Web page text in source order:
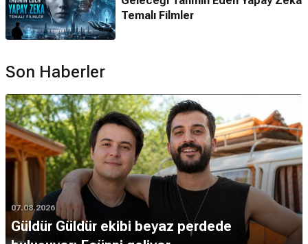
Temalı Filmler
Son Haberler
07.08.2026
Güldür Güldür ekibi beyaz perdede